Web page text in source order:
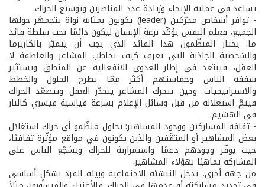
يساعد في عملية الإيحاء وزيادة عدد المناصرين وتوسيع الحراك.
- توافر أشخاص محرّكين (leader) يكونون بمثابة نواة يتجمهَر حولها
الجميع، فعلم النفس يؤكّد نزعة الإنسان ليكون دائمًا تحت سلطة قائد
ما. يختار المنظّمون هذا القائد الذي يجب أن يتميّز بالكاريزما
والشخصية الجاذبة التي تعرف كيف تخاطب المشاعر والعاطفة لا
العقل، فيبتعد في إطار العدوى الانفعالية عن المنطق ويستثير
شفقة الناس وحماستهم أكثر ممّا يطرح الحلول والخطط
والاستراتيجيات. وحين تتحرك المشاعر يتخدّر العقل ويتصعّد الحراك
فيتمّ استغلاله من قبل وسائل الإعلام بسرعة قياسية فيسري كالنار
في الهشيم.
- ثقافة المشاركين ووجود المشاهير: يحاول منظّمو أي حراك استغلال
بعض المشاهير أو المثقّفين والذين يكونون في مواقع مؤثّرة ثقافيًا،
حيث يوفّر وجودهم دعمًا واستمرارية للحراك ويشجّع الناس على
المشاركة تماهيًا بهؤلاء المشاهير.
من جهة أخرى، تدخل التنشئة الاجتماعية وبيئة الفرد بشكلٍ أساسي